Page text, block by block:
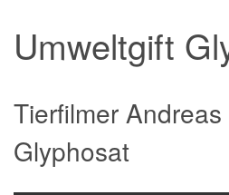
Umweltgift
Tierfilmer
Glyphosat